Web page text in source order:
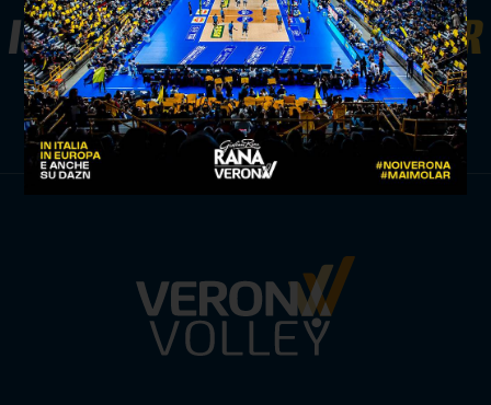
ISCRIVITI ALLANEWSLETTER
ISCRIVITI ORA